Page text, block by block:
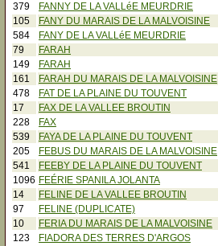
379
FANNY DE LA VALLéE MEURDRIE
105
FANY DU MARAIS DE LA MALVOISINE
584
FANY DE LA VALLéE MEURDRIE
79
FARAH
149
FARAH
161
FARAH DU MARAIS DE LA MALVOISINE
478
FAT DE LA PLAINE DU TOUVENT
17
FAX DE LA VALLEE BROUTIN
228
FAX
539
FAYA DE LA PLAINE DU TOUVENT
205
FEBUS DU MARAIS DE LA MALVOISINE
541
FEEBY DE LA PLAINE DU TOUVENT
1096 FEÉRIE SPANILA JOLANTA
14
FELINE DE LA VALLEE BROUTIN
97
FELINE (DUPLICATE)
10
FERIA DU MARAIS DE LA MALVOISINE
123
FIADORA DES TERRES D'ARGOS